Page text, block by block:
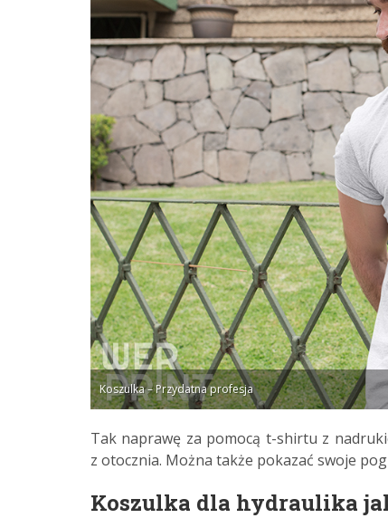
Koszulka – Przydatna profesja
Tak naprawę za pomocą t-shirtu z
z otocznia. Można także pokazać swoje
Koszulka dla hydraulika